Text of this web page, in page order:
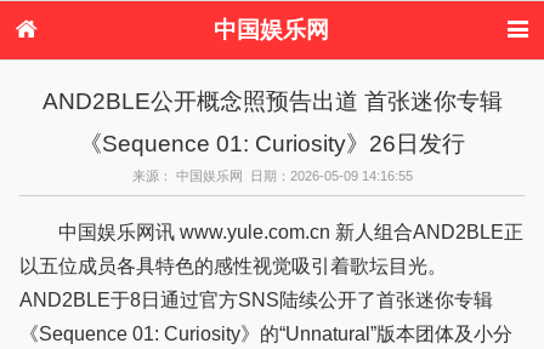
中国娱乐网
电视剧
演唱会 综艺节目
偶像活动
热周边
AND2BLE公开概念照预告出道 首张迷你专辑
《Sequence 01: Curiosity》26日发行
来源： 中国娱乐网 日期：2026-05-09 14:16:55
中国娱乐网讯 www.yule.com.cn 新人组合AND2BLE正
以五位成员各具特色的感性视觉吸引着歌坛目光。
AND2BLE于8日通过官方SNS陆续公开了首张迷你专辑
《Sequence 01: Curiosity》的“Unnatural”版本团体及小分